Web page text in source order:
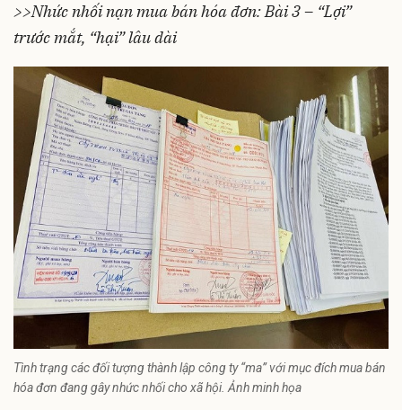
>>Nhức nhối nạn mua bán hóa đơn: Bài 3 – “Lợi”
trước mắt, “hại” lâu dài
Tình trạng các đối tượng thành lập công ty “ma” với mục đích mua bán
hóa đơn đang gây nhức nhối cho xã hội. Ảnh minh họa